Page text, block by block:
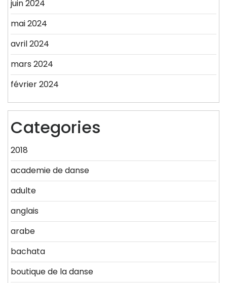
juin 2024
mai 2024
avril 2024
mars 2024
février 2024
Categories
2018
academie de danse
adulte
anglais
arabe
bachata
boutique de la danse